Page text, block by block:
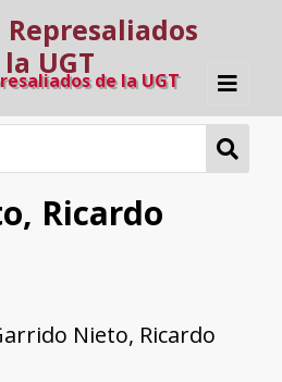
de la UGT
Ricardo
Nieto, Ricardo